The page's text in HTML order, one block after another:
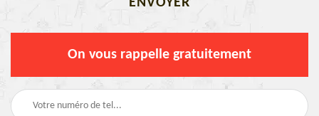
On vous rappelle gratuitement